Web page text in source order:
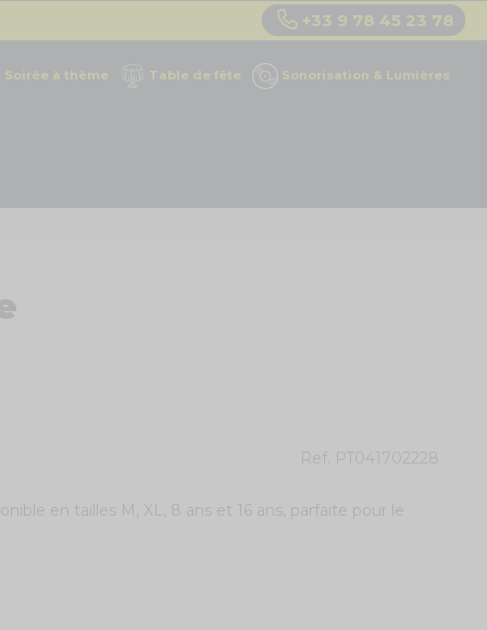
+33 9 78 45 23 78
Soirée à thème Table de fête Sonorisation & Lumières
Ref. PT041702228
en tailles M, XL, 8 ans et 16 ans, parfaite pour le